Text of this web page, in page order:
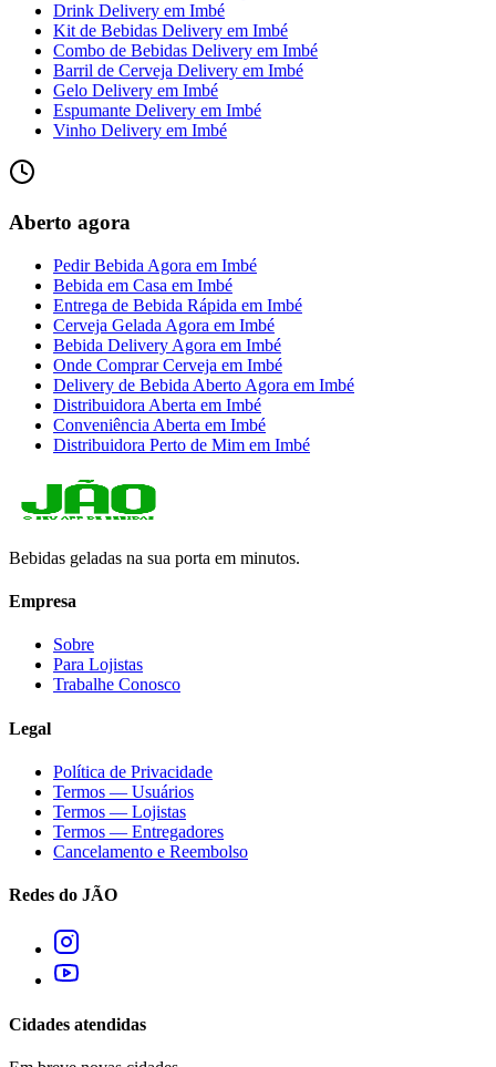
Drink Delivery em Imbé
Kit de Bebidas Delivery em Imbé
Combo de Bebidas Delivery em Imbé
Barril de Cerveja Delivery em Imbé
Gelo Delivery em Imbé
Espumante Delivery em Imbé
Vinho Delivery em Imbé
Aberto agora
Pedir Bebida Agora em Imbé
Bebida em Casa em Imbé
Entrega de Bebida Rápida em Imbé
Cerveja Gelada Agora em Imbé
Bebida Delivery Agora em Imbé
Onde Comprar Cerveja em Imbé
Delivery de Bebida Aberto Agora em Imbé
Distribuidora Aberta em Imbé
Conveniência Aberta em Imbé
Distribuidora Perto de Mim em Imbé
Bebidas geladas na sua porta em minutos.
Empresa
Sobre
Para Lojistas
Trabalhe Conosco
Legal
Política de Privacidade
Termos — Usuários
Termos — Lojistas
Termos — Entregadores
Cancelamento e Reembolso
Redes do JÃO
Cidades atendidas